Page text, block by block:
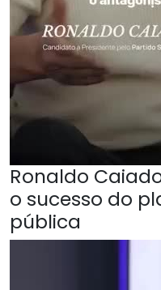
Ronaldo
o sucesso do
pública